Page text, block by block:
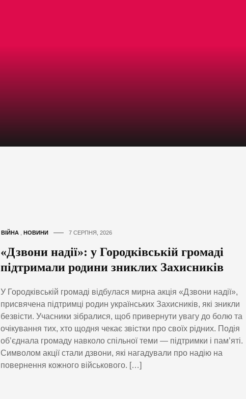
ВІЙНА , НОВИНИ 7 СЕРПНЯ, 2026
«Дзвони надії»: у Городківській громаді
підтримали родини зниклих Захисників
У Городківській громаді відбулася мирна акція «Дзвони надії»,
присвячена підтримці родин українських Захисників, які зникли
безвісти. Учасники зібралися, щоб привернути увагу до болю та
очікування тих, хто щодня чекає звістки про своїх рідних. Подія
об’єднала громаду навколо спільної теми — підтримки і пам’яті.
Символом акції стали дзвони, які нагадували про надію на
повернення кожного військового. […]